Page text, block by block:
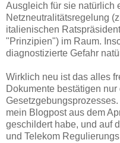
Ausgleich für sie natürlich
Netzneutralitätsregelung
italienischen
"Prinzipien") im Raum.
diagnostizierte Gefahr
Wirklich neu ist das alles
Dokumente bestätigen
mein Blogpost aus dem
geschildert habe, und auf
und Telekom